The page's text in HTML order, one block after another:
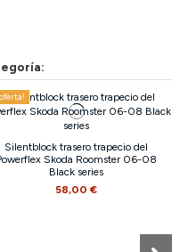
oferta!
Silentblock trasero trapecio del
Skoda Roomster 06-08
Black series
58,00 €